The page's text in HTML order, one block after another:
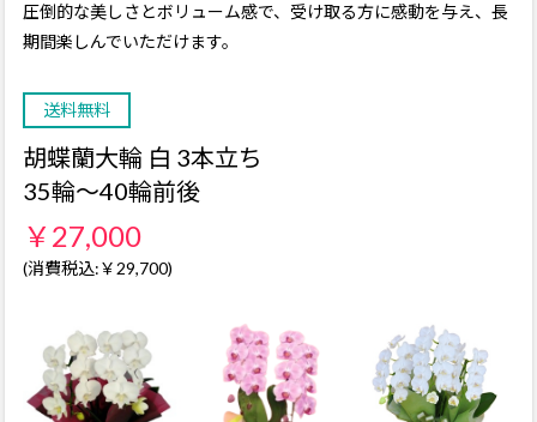
圧倒的な美しさとボリューム感で、受け取る方に感動を与え、長
期間楽しんでいただけます。
送料無料
胡蝶蘭大輪 白 3本立ち
35輪〜40輪前後
￥27,000
(消費税込:￥29,700)